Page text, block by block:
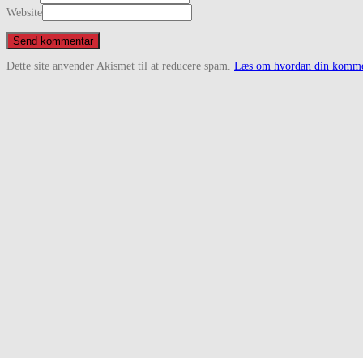
Website
Dette site anvender Akismet til at reducere spam. Læs om hvordan din